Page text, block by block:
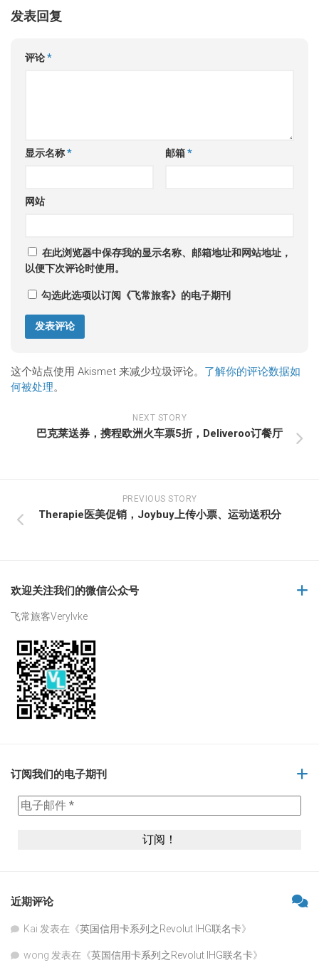
发表回复
评论*
显示名称* 邮箱*
网站
在此浏览器中保存我的显示名称、邮箱地址和网站地址，
以便下次评论时使用。
勾选此选项以订阅《飞常旅客》的电子期刊
这个站点使用 Akismet 来减少垃圾评论。 了解你的评论数据如
何被处理。
NEXT STORY
巴克莱送券，携程欧洲火车票5折，Deliveroo订餐厅
PREVIOUS STORY
Therapie医美促销，Joybuy上传小票、运动送积分
欢迎关注我们的微信公众号
飞常旅客Verylvke
订阅我们的电子期刊
近期评论
Kai 发表在《英国信用卡系列之Revolut IHG联名卡》
wong 发表在《英国信用卡系列之Revolut IHG联名卡》